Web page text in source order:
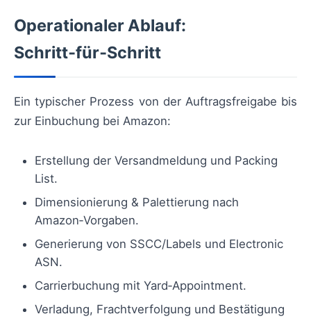
Operationaler Ablauf:
Schritt‑für‑Schritt
Ein typischer Prozess von der Auftragsfreigabe bis
zur Einbuchung bei Amazon:
Erstellung der Versandmeldung und Packing
List.
Dimensionierung & Palettierung nach
Amazon‑Vorgaben.
Generierung von SSCC/Labels und Electronic
ASN.
Carrierbuchung mit Yard‑Appointment.
Verladung, Frachtverfolgung und Bestätigung